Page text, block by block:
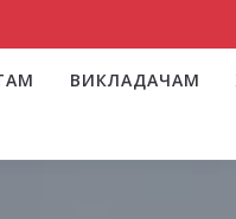
ВИКЛАДАЧАМ